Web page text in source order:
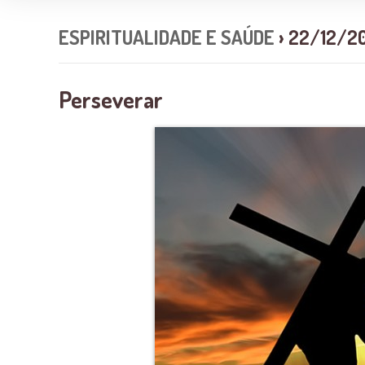
ESPIRITUALIDADE E SAÚDE › 22/12/
Perseverar